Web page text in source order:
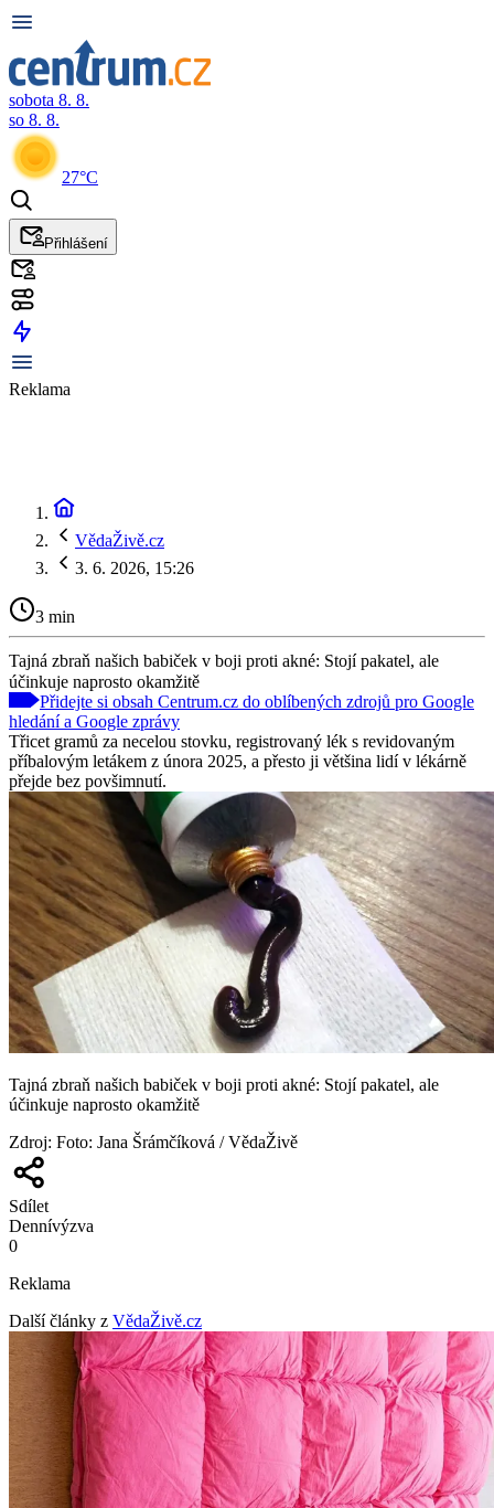
sobota 8. 8.
so 8. 8.
27°C
Přihlášení
Reklama
VědaŽivě.cz
3. 6. 2026, 15:26
3 min
Tajná zbraň našich babiček v boji proti akné: Stojí pakatel, ale
účinkuje naprosto okamžitě
Přidejte si obsah Centrum.cz do oblíbených zdrojů pro Google
hledání a Google zprávy
Třicet gramů za necelou stovku, registrovaný lék s revidovaným
příbalovým letákem z února 2025, a přesto ji většina lidí v lékárně
přejde bez povšimnutí.
Tajná zbraň našich babiček v boji proti akné: Stojí pakatel, ale
účinkuje naprosto okamžitě
Zdroj: Foto: Jana Šrámčíková / VědaŽivě
Sdílet
Dennívýzva
0
Reklama
Další články z VědaŽivě.cz